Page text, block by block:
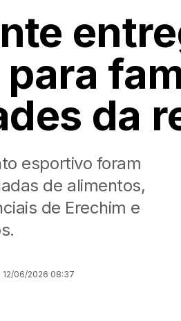
da
esportivo foram
de alimentos,
de Erechim e
06/2026 08:37